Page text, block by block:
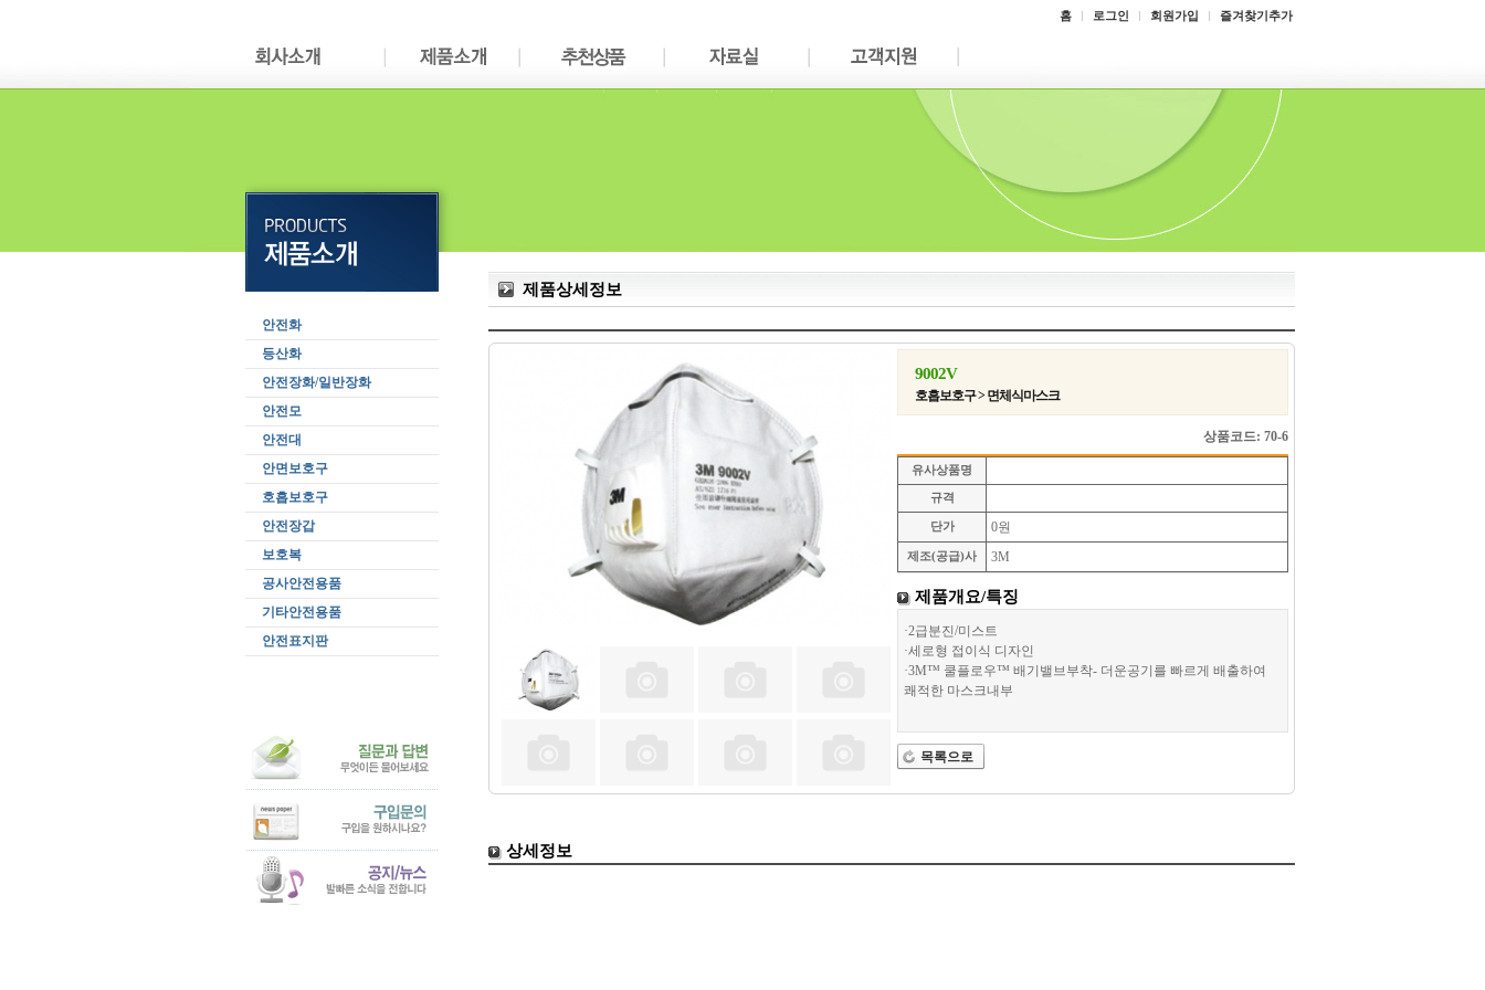
홈 로그인 회원가입 즐겨찾기추가
안전화
등산화
안전장화/일반장화
안전모
안전대
안면보호구
호흡보호구
안전장갑
보호복
공사안전용품
기타안전용품
안전표지판
제품상세정보
9002V
호흡보호구 > 면체식마스크
상품코드: 70-6
유사상품명
규격
단가 0원
제조(공급)사 3M
제품개요/특징
·2급분진/미스트
·세로형 접이식 디자인
·3M™ 쿨플로우™ 배기밸브부착- 더운공기를 빠르게 배출하여
쾌적한 마스크내부
목록으로
상세정보